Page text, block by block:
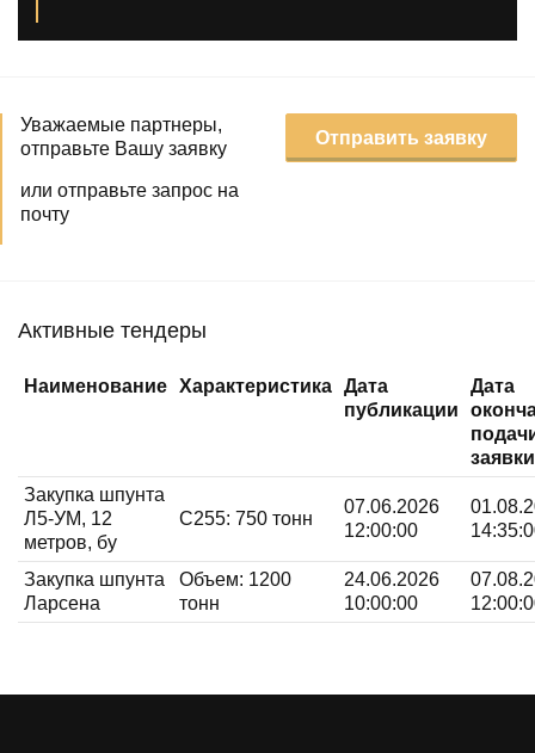
Уважаемые партнеры,
отправьте Вашу заявку
или отправьте запрос на
почту
Отправить заявку
Активные тендеры
Наименование Характеристика Дата
публикации
Дата
заявки
Закупка шпунта
Л5-УМ, 12
метров, бу
С255: 750 тонн
07.06.2026
12:00:00
Закупка шпунта
Ларсена
Объем: 1200
тонн
24.06.2026
10:00:00